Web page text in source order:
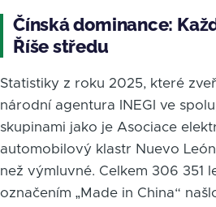
Čínská dominance:
Říše středu
Statistiky z roku 2025, které
národní agentura INEGI ve
skupinami jako je Asociace
automobilový klastr Nuevo
než výmluvné. Celkem 306 351
označením „Made in China“